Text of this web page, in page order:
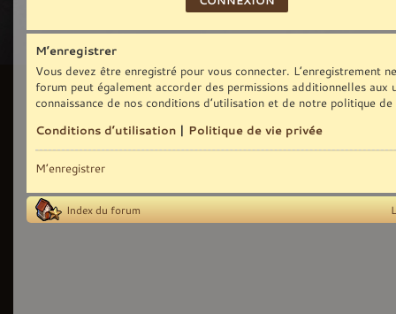
M’enregistrer
Vous devez être enregistré pour vous connecter. L’enregistrement
forum peut également accorder des permissions additionnelles
connaissance de nos conditions d’utilisation et de notre politique
Conditions d’utilisation | Politique de vie privée
M’enregistrer
Index du forum